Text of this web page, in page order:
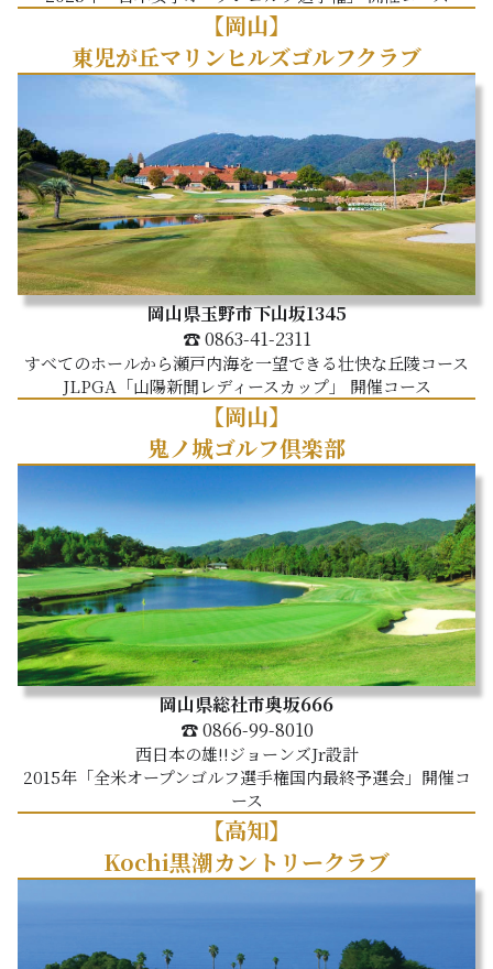
【岡山】
東児が丘マリンヒルズゴルフクラブ
岡山県玉野市下山坂1345
☎ 0863-41-2311
すべてのホールから瀬戸内海を一望できる壮快な丘陵コース
JLPGA「山陽新聞レディースカップ」 開催コース
【岡山】
鬼ノ城ゴルフ倶楽部
岡山県総社市奥坂666
☎ 0866-99-8010
西日本の雄!!ジョーンズJr設計
2015年「全米オープンゴルフ選手権国内最終予選会」開催コ
ース
【高知】
Kochi黒潮カントリークラブ